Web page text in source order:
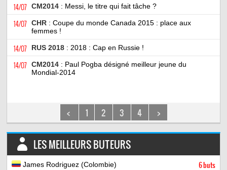
14/07 CM2014 : Messi, le titre qui fait tâche ?
14/07 CHR : Coupe du monde Canada 2015 : place aux
femmes !
14/07 RUS 2018 : 2018 : Cap en Russie !
14/07 CM2014 : Paul Pogba désigné meilleur jeune du
Mondial-2014
< 1 2 3 4 >
LES MEILLEURS BUTEURS
James Rodriguez (Colombie) 6 buts